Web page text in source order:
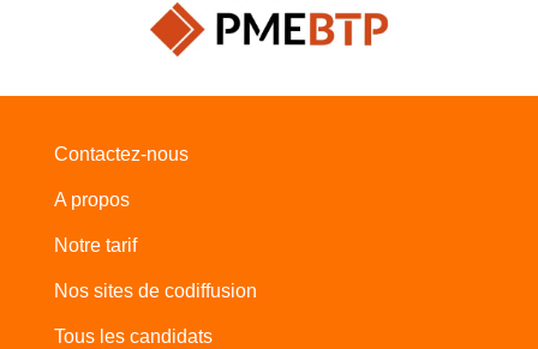
Contactez-nous
A propos
Notre tarif
Nos sites de codiffusion
Tous les candidats